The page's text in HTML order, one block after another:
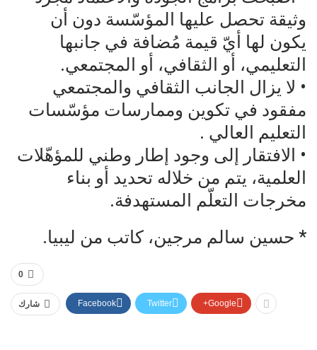
وثيقة تحصل عليها المؤسّسة دون أن
يكون لها أيّ قيمة مُضافة في جانبها
التعليمي، أو الثقافي، أو المجتمعي.
• لا يزال الجانب الثقافي والمجتمعي
مفقود في تكوين وممارسات مؤسّسات
التعليم العالي .
• الافتقار إلى وجود إطار وطني للمؤهّلات
العلمية، يتم من خلاله تحديد أو بناء
مخرجات التعلّم المستهدفة.
* حسين سالم مرجين، كاتب من ليبيا.
0
شارك Facebook Twitter Google+